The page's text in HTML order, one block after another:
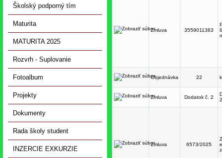
Školský podporný tím
Maturita
MATURITA 2025
Rozvrh - Suplovanie
Fotoalbum
Projekty
Dokumenty
Rada školy student
INZERCIE EXKURZIE
Zmluva 3559011383
Objednávka 22
Zmluva Dodatok č. 2
Zmluva 6573/2025